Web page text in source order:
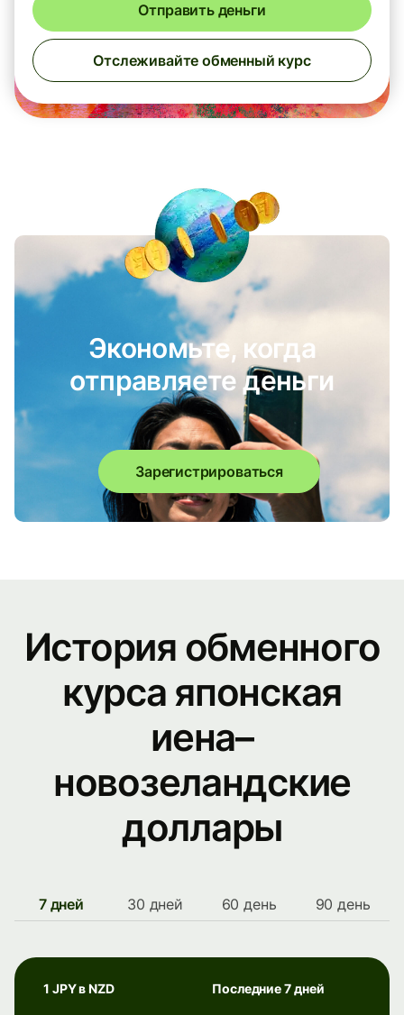
Отправить деньги
Отслеживайте обменный курс
Экономьте, когда
отправляете деньги
Зарегистрироваться
История обменного
курса японская
иена–
новозеландские
доллары
7 дней 30 дней 60 день 90 день
1 JPY в NZD Последние 7 дней